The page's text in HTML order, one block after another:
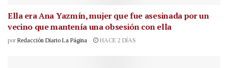
Ella era Ana Yazmín, mujer que fue asesinada por un
vecino que mantenía una obsesión con ella
por Redacción Diario La Página HACE 2 DÍAS